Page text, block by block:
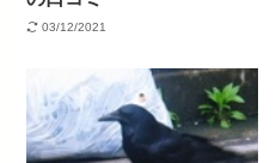
03/12/2021